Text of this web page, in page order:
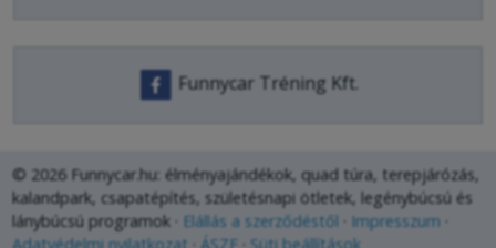
Funnycar Tréning Kft.
© 2026 Funnycar.hu: élményajándékok, quad túra, terepjárózás,
kalandpark, csapatépítés, születésnapi ötletek, legénybúcsú és
lánybúcsú programok
Elállás a szerződéstől
Impresszum